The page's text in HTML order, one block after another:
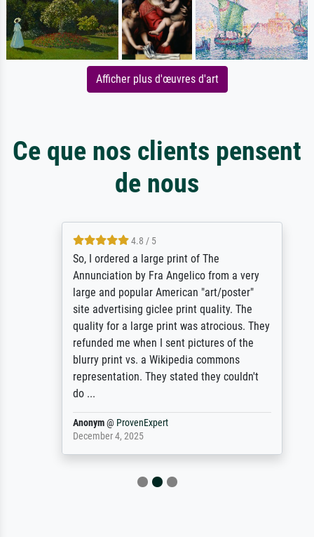
Afficher plus d'œuvres d'art
Ce que nos clients pensent
de nous
4.8 / 5
So, I ordered a large print of The
Annunciation by Fra Angelico from a very
large and popular American "art/poster"
site advertising giclee print quality. The
quality for a large print was atrocious. They
refunded me when I sent pictures of the
blurry print vs. a Wikipedia commons
representation. They stated they couldn't
do ...
Anonym@ProvenExpert
December 4, 2025